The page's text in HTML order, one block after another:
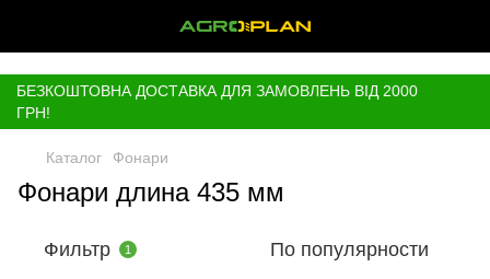
БЕЗКОШТОВНА ДОСТАВКА ДЛЯ ЗАМОВЛЕНЬ ВІД 2000
ГРН!
Каталог Фонари
Фонари длина 435 мм
Фильтр 1 По популярности